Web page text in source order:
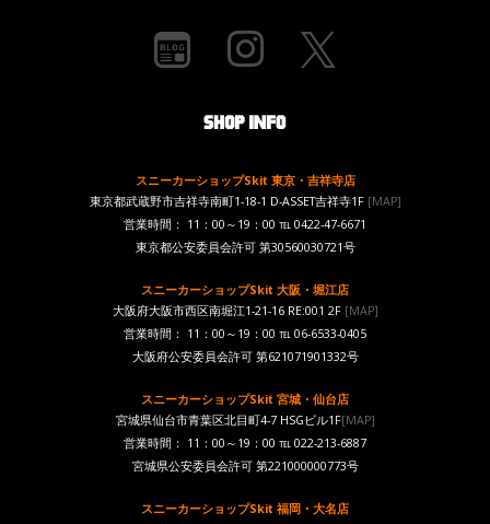
スニーカーショップSkit 東京・吉祥寺店
東京都武蔵野市吉祥寺南町1-18-1 D-ASSET吉祥寺1F [MAP]
営業時間： 11：00～19：00 ℡ 0422-47-6671
東京都公安委員会許可 第30560030721号
スニーカーショップSkit 大阪・堀江店
大阪府大阪市西区南堀江1-21-16 RE:001 2F[MAP]
営業時間： 11：00～19：00 ℡ 06-6533-0405
大阪府公安委員会許可 第621071901332号
スニーカーショップSkit 宮城・仙台店
宮城県仙台市青葉区北目町4-7 HSGビル1F[MAP]
営業時間： 11：00～19：00 ℡ 022-213-6887
宮城県公安委員会許可 第221000000773号
スニーカーショップSkit 福岡・大名店